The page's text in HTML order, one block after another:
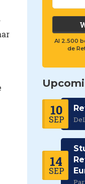
Al 2.500
de
10
SEP
14
SEP